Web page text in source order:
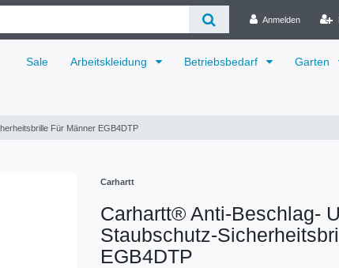
Anmelden
Sale Arbeitskleidung Betriebsbedarf Garten
Für Männer EGB4DTP
Carhartt
Carhartt® Anti-Beschlag-
Staubschutz-
EGB4DTP